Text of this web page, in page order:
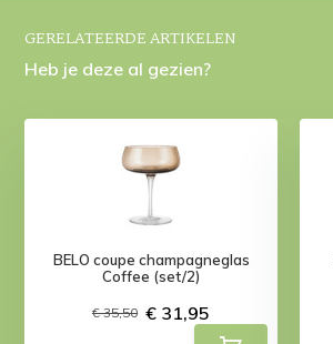
GERELATEERDE ARTIKELEN
Heb je deze al gezien?
BELO coupe champagneglas
Coffee (set/2)
€ 35,50 € 31,95